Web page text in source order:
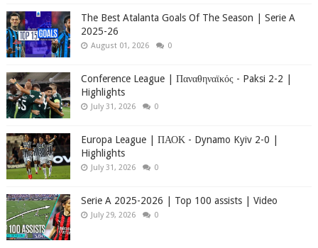
The Best Atalanta Goals Of The Season | Serie A
2025-26
August 01, 2026 0
Conference League | Παναθηναϊκός - Paksi 2-2 |
Highlights
July 31, 2026 0
Europa League | ΠΑΟΚ - Dynamo Kyiv 2-0 |
Highlights
July 31, 2026 0
Serie A 2025-2026 | Top 100 assists | Video
July 29, 2026 0